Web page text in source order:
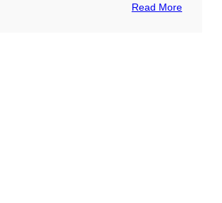
Read More